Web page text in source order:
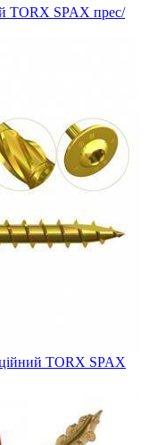
TORX SPAX прес/
TORX SPAX